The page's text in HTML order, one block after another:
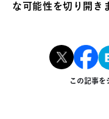
な可能性を切り開き
この記事を